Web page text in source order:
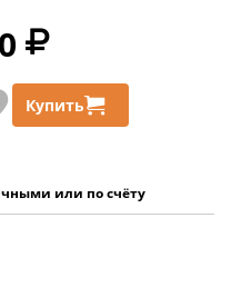
Купить
или по счёту